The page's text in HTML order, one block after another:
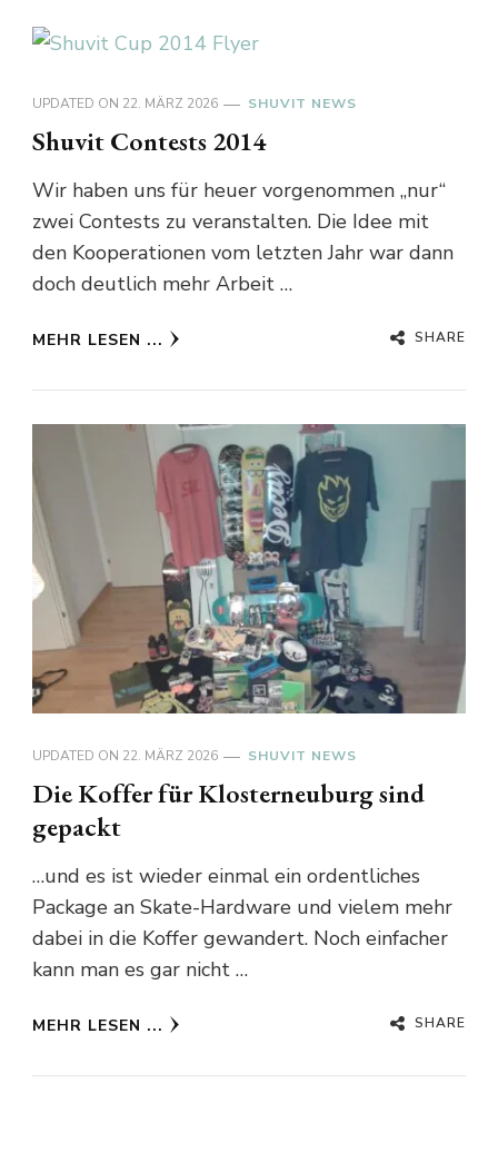
UPDATED ON 22. MÄRZ 2026 SHUVIT NEWS
Shuvit Contests 2014
Wir haben uns für heuer vorgenommen „nur“
zwei Contests zu veranstalten. Die Idee mit
den Kooperationen vom letzten Jahr war dann
doch deutlich mehr Arbeit …
MEHR LESEN ... SHARE
UPDATED ON 22. MÄRZ 2026 SHUVIT NEWS
Die Koffer für Klosterneuburg sind
gepackt
…und es ist wieder einmal ein ordentliches
Package an Skate-Hardware und vielem mehr
dabei in die Koffer gewandert. Noch einfacher
kann man es gar nicht …
MEHR LESEN ... SHARE